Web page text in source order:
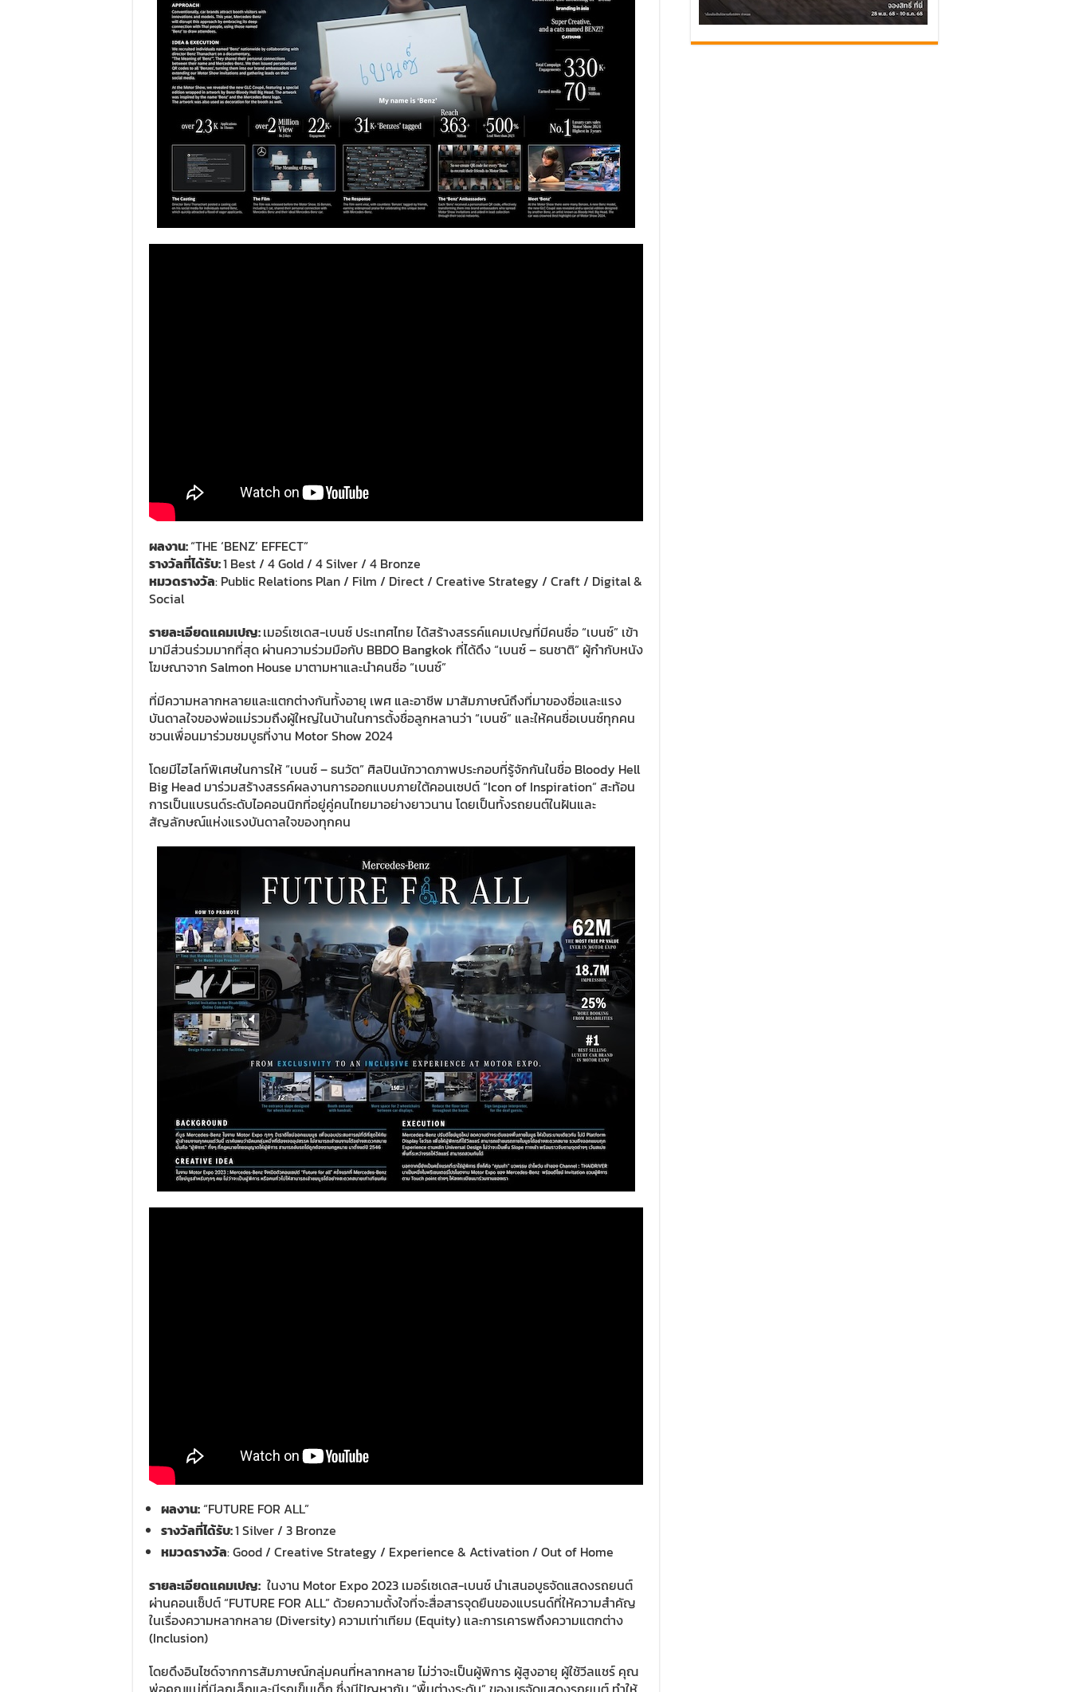
ผลงาน:“THE ‘BENZ’ EFFECT”
รางวัลที่ได้รับ:1 Best / 4 Gold / 4 Silver / 4 Bronze
หมวดรางวัล: Public Relations Plan / Film / Direct / Creative Strategy / Craft / Digital &
Social
รายละเอียดแคมเปญ:เมอร์เซเดส-เบนซ์ ประเทศไทย ได้สร้างสรรค์แคมเปญที่มีคนชื่อ “เบนซ์” เข้า
มามีส่วนร่วมมากที่สุด ผ่านความร่วมมือกับ BBDO Bangkok ที่ได้ดึง “เบนซ์ – ธนชาติ” ผู้กำกับหนัง
โฆษณาจาก Salmon House มาตามหาและนำคนชื่อ “เบนซ์”
ที่มีความหลากหลายและแตกต่างกันทั้งอายุ เพศ และอาชีพ มาสัมภาษณ์ถึงที่มาของชื่อและแรง
บันดาลใจของพ่อแม่รวมถึงผู้ใหญ่ในบ้านในการตั้งชื่อลูกหลานว่า “เบนซ์” และให้คนชื่อเบนซ์ทุกคน
ชวนเพื่อนมาร่วมชมบูธที่งาน Motor Show 2024
โดยมีไฮไลท์พิเศษในการให้ “เบนซ์ – ธนวัต” ศิลปินนักวาดภาพประกอบที่รู้จักกันในชื่อ Bloody Hell
Big Head มาร่วมสร้างสรรค์ผลงานการออกแบบภายใต้คอนเซปต์ “Icon of Inspiration” สะท้อน
การเป็นแบรนด์ระดับไอคอนนิกที่อยู่คู่คนไทยมาอย่างยาวนาน โดยเป็นทั้งรถยนต์ในฝันและ
สัญลักษณ์แห่งแรงบันดาลใจของทุกคน
ผลงาน:“FUTURE FOR ALL”
รางวัลที่ได้รับ:1 Silver / 3 Bronze
หมวดรางวัล: Good / Creative Strategy / Experience & Activation / Out of Home
รายละเอียดแคมเปญ: ในงาน Motor Expo 2023 เมอร์เซเดส-เบนซ์ นำเสนอบูธจัดแสดงรถยนต์
ผ่านคอนเซ็ปต์ “FUTURE FOR ALL” ด้วยความตั้งใจที่จะสื่อสารจุดยืนของแบรนด์ที่ให้ความสำคัญ
ในเรื่องความหลากหลาย (Diversity) ความเท่าเทียม (Equity) และการเคารพถึงความแตกต่าง
(Inclusion)
โดยดึงอินไซด์จากการสัมภาษณ์กลุ่มคนที่หลากหลาย ไม่ว่าจะเป็นผู้พิการ ผู้สูงอายุ ผู้ใช้วีลแชร์ คุณ